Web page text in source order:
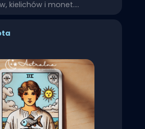
kielichów i monet.…